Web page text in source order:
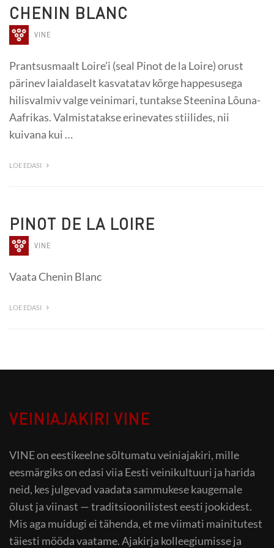
CHENIN BLANC
VINE
Prantsusmaalt Loire’i (seal Pinot de la Loire) orust
pärinev laialdaselt kasvatatav kõrge happesusega
hilisvalmiv valge veinimari, tuntakse Steenina Lõuna-
Aafrikas. Valmistatakse erinevates stiilides, nii
kuivana kui …
LOE EDASI
PINOT DE LA LOIRE
VINE
Vaata Chenin Blanc
LOE EDASI
VEINIAJAKIRI VINE
VINE on eestikeelne sõltumatu veiniajakiri, mille
eesmärgiks on edasi viia Eesti veinikultuuri ja harida
neid, kes julgevad vaadata sammukese kaugemale
õlust ja viinast — traditsioonilistest eesti jookidest.
Mis aga muidugi ei tähenda, et me viimati mainitutest
täiesti mööda vaatame. Ajakirja kolleegiumisse ja